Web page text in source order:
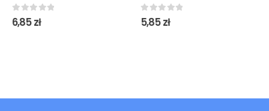
0out of 5
6,85zł 0out of 5
5,85zł